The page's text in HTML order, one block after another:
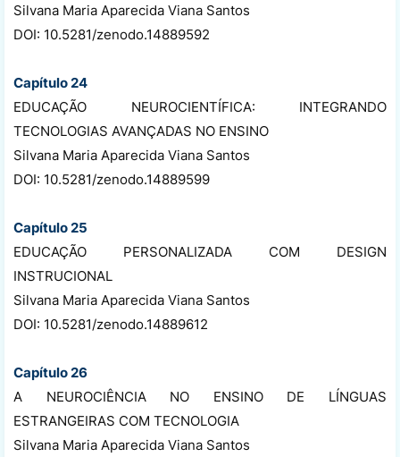
Silvana Maria Aparecida Viana Santos
DOI: 10.5281/zenodo.14889592
Capítulo 24
EDUCAÇÃO NEUROCIENTÍFICA: INTEGRANDO
TECNOLOGIAS AVANÇADAS NO ENSINO
Silvana Maria Aparecida Viana Santos
DOI: 10.5281/zenodo.14889599
Capítulo 25
EDUCAÇÃO PERSONALIZADA COM DESIGN
INSTRUCIONAL
Silvana Maria Aparecida Viana Santos
DOI: 10.5281/zenodo.14889612
Capítulo 26
A NEUROCIÊNCIA NO ENSINO DE LÍNGUAS
ESTRANGEIRAS COM TECNOLOGIA
Silvana Maria Aparecida Viana Santos